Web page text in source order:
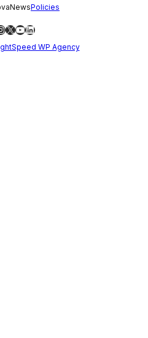
Policies
X YouTube
LinkedIn
WP Agency